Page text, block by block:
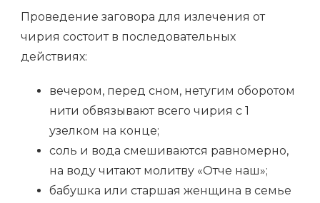
Проведение заговора для излечения от
чирия состоит в последовательных
действиях:
вечером, перед сном, нетугим оборотом
нити обвязывают всего чирия с 1
узелком на конце;
соль и вода смешиваются равномерно,
на воду читают молитву «Отче наш»;
бабушка или старшая женщина в семье